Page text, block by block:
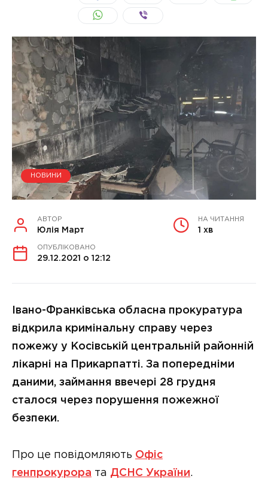
НОВИНИ
АВТОР
Юлія Март
НА ЧИТАННЯ
1 хв
ОПУБЛІКОВАНО
29.12.2021 о 12:12
Івано-Франківська обласна прокуратура
відкрила кримінальну справу через
пожежу у Косівській центральній районній
лікарні на Прикарпатті. За попередніми
даними, займання ввечері 28 грудня
сталося через порушення пожежної
безпеки.
Про це повідомляють Офіс
генпрокурора та ДСНС України.